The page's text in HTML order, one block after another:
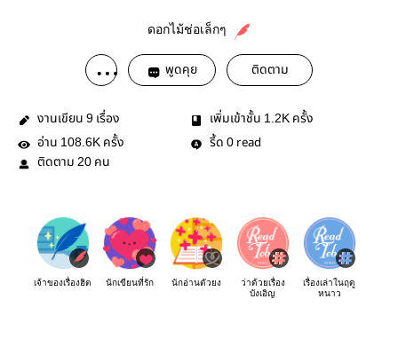
ดอกไม้ช่อเล็กๆ
พูดคุย ติดตาม
งานเขียน 9 เรื่อง เพิ่มเข้าชั้น 1.2K ครั้ง
อ่าน 108.6K ครั้ง รี้ด 0 read
ติดตาม 20 คน
เจ้าของเรื่องฮิต นักเขียนที่รัก นักอ่านตัวยง
ว่าด้วยเรื่อง
บังเอิญ
เรื่องเล่าในฤดู
หนาว